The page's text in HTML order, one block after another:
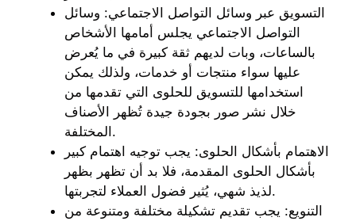
التسويق عبر وسائل التواصل الاجتماعي: وسائل
التواصل الاجتماعي يجلس أمامها الأشخاص
بالساعات، وبات لديهم ثقة كبيرة في ما يُعرض
عليها سواء منتجات أو خدمات، ولذلك يمكن
استخدامها للتسويق للحلوى التي تقدمها من
خلال نشر صور بجودة جيدة تُظهر الأصناف
المختلفة.
الاهتمام بأشكال الحلوى: يجب توجيه اهتمام كبير
بأشكال الحلوى المقدمة، فلا بد أن تظهر بظهر
لذيذ شهي، يُثير فضول العملاء لتجربتها.
التنويع: يجب تقديم تشكيلة مختلفة ومتنوعة من